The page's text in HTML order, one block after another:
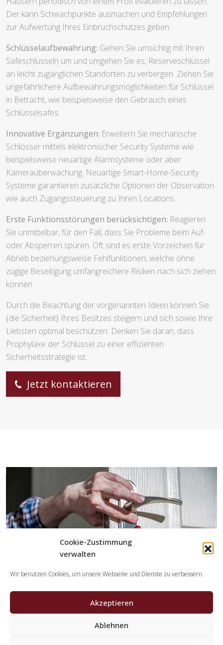
Cookie-Zustimmung
verwalten
Wir benutzen Cookies, um unsere Webseite und Dienste zu verbessern.
Akzeptieren
Ablehnen
Der kann Schwachpunkte ausmachen und Empfehlungen
zur Aufwertung Ihres Einbruchschutzes geben.
Schlüsselaufbewahrung: Gehen Sie umsichtig mit Ihren
Safeschlüsseln um und umgehen Sie es, Reserveschlüssel
an leicht zugänglichen Standorten zu verbergen. Ziehen Sie
ungefährlichere Aufbewahrungsmöglichkeiten für Schlüssel
in Betracht, wie beispielsweise den Gebrauch eines
Schlüsselsafes.
Innovative Ergänzungen: Erweitern Sie mechanische
Schlösser mittels elektronischer Security Systeme wie
beispielsweise neuartige Alarmsysteme oder aber
Kameraüberwachung. Neuartige Smart-Home-Security
Systeme garantieren zusätzliche Optionen der Observation
wie auch Zugangssteuerung zu Ihren Locations.
Erste Funktionsstörungen berücksichtigen: Reagieren
Sie unmittelbar, für den Fall, dass Sie Probleme beim Auf-
oder Absperren spüren. Oft sind es erste Vorzeichen für
Abrieb beziehungsweise Fehlfunktionen, welche ohne
zügige Beseitigung umfangreichere Risiken nach sich ziehen
können.
Durch die Beachtung der vorgenannten Ideen können Sie
{die Sicherheit} Ihres Besitzes steigern und sich sowie Ihre
Liebsten optimal beschützen. Denken Sie daran, dass
Prophylaxe der Schlüssel zu einer effizienten
Sicherheitsstrategie ist.
Jetzt kontaktieren
Welche Leistungen erledigen die Partner der